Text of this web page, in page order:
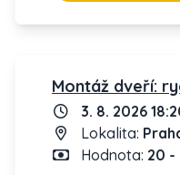
Montáž dveří:
3. 8. 2026
Lokalita:
Hodnota: 20 -